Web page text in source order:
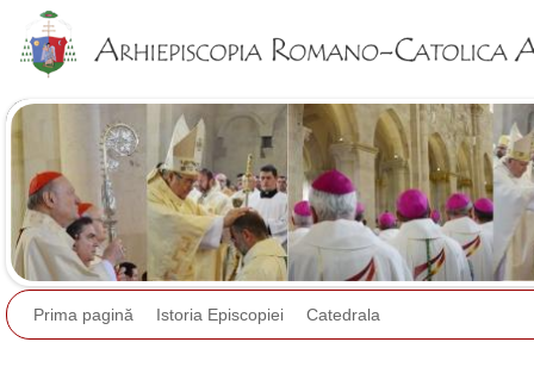
Prima pagină Istoria Episcopiei Catedrala